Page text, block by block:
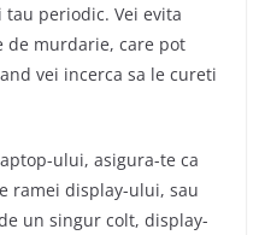
periodic. Vei evita
murdarie, care pot
vei incerca sa le cureti
ului, asigura-te ca
ramei display-ului, sau
un singur colt, display-